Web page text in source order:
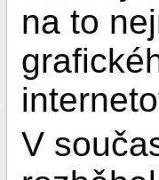
na to
V